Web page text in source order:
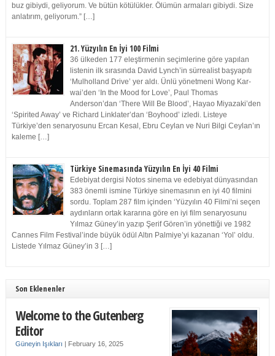
buz gibiydi, geliyorum. Ve bütün kötülükler. Ölümün armaları gibiydi. Size
anlatırım, geliyorum.” […]
21. Yüzyılın En İyi 100 Filmi
36 ülkeden 177 eleştirmenin seçimlerine göre yapılan
listenin ilk sırasında David Lynch’in sürrealist başyapıtı
‘Mulholland Drive’ yer aldı. Ünlü yönetmeni Wong Kar-
wai’den ‘In the Mood for Love’, Paul Thomas
Anderson’dan ‘There Will Be Blood’, Hayao Miyazaki’den
‘Spirited Away’ ve Richard Linklater’dan ‘Boyhood’ izledi. Listeye
Türkiye’den senaryosunu Ercan Kesal, Ebru Ceylan ve Nuri Bilgi Ceylan’ın
kaleme […]
Türkiye Sinemasında Yüzyılın En İyi 40 Filmi
Edebiyat dergisi Notos sinema ve edebiyat dünyasından
383 önemli ismine Türkiye sinemasının en iyi 40 filmini
sordu. Toplam 287 film içinden ‘Yüzyılın 40 Filmi’ni seçen
aydınların ortak kararına göre en iyi film senaryosunu
Yılmaz Güney’in yazıp Şerif Gören’in yönettiği ve 1982
Cannes Film Festival’inde büyük ödül Altın Palmiye’yi kazanan ‘Yol’ oldu.
Listede Yılmaz Güney’in 3 […]
Son Eklenenler
Welcome to the Gutenberg
Editor
Güneyin Işıkları | February 16, 2025